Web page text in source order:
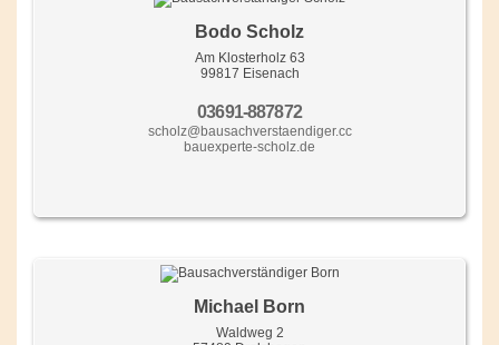
Bodo Scholz
Am Klosterholz 63
99817 Eisenach
03691-887872
scholz@bausachverstaendiger.cc
bauexperte-scholz.de
Michael Born
Waldweg 2